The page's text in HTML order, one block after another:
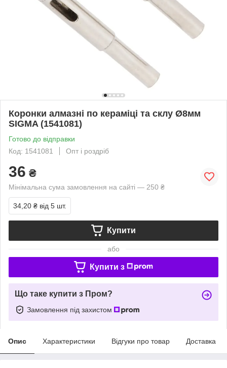
Коронки алмазні по кераміці та склу Ø8мм
SIGMA (1541081)
Готово до відправки
Код: 1541081
Опт і роздріб
36 ₴
Мінімальна сума замовлення на сайті — 250 ₴
34,20 ₴ від 5 шт.
Купити
або
Купити з
Що таке купити з Пром?
Замовлення під захистом
Опис Характеристики Відгуки про товар Доставка